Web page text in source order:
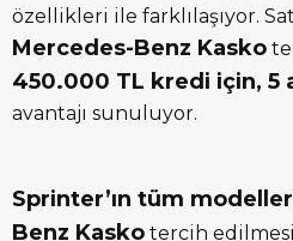
özellikleri ile farklılaşıyor.
Mercedes-Benz Kasko
450.000 TL kredi için, 5
avantajı sunuluyor.
Sprinter’ın tüm
Benz Kasko tercih